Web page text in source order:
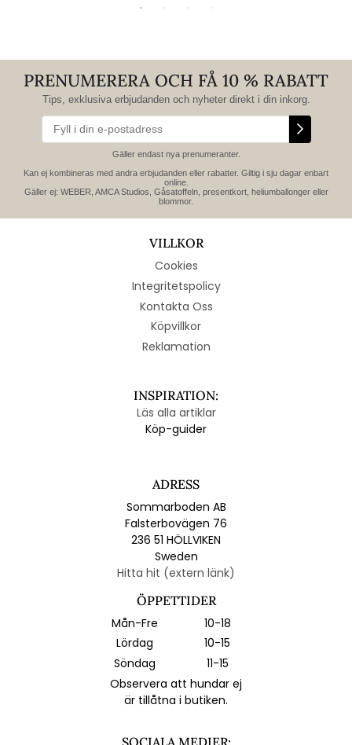
PRENUMERERA OCH FÅ 10 % RABATT
Tips, exklusiva erbjudanden och nyheter direkt i din inkorg.
Gäller endast nya prenumeranter.
Kan ej kombineras med andra erbjudanden eller rabatter. Giltig i sju dagar enbart
online.
Gäller ej: WEBER, AMCA Studios, Gåsatoffeln, presentkort, heliumballonger eller
blommor.
VILLKOR
Cookies
Integritetspolicy
Kontakta Oss
Köpvillkor
Reklamation
INSPIRATION:
Läs alla artiklar
Köp-guider
ADRESS
Sommarboden AB
Falsterbovägen 76
236 51 HÖLLVIKEN
Sweden
Hitta hit (extern länk)
ÖPPETTIDER
Mån-Fre
10-18
Lördag
10-15
Söndag
11-15
Observera att hundar ej
är tillåtna i butiken.